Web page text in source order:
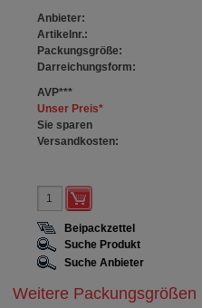
Anbieter:
Artikelnr.:
Packungsgröße:
Darreichungsform:
AVP***
Unser Preis*
Sie sparen
Versandkosten:
Beipackzettel
Suche Produkt
Suche Anbieter
Weitere Packungsgrößen